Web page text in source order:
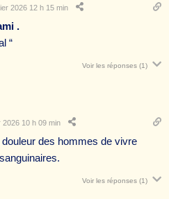
2026 12 h 15 min
.
“
Voir les réponses (1)
2026 10 h 09 min
des hommes de vivre
Voir les réponses (1)